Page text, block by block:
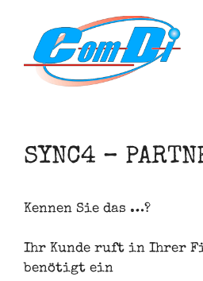
springen
SYNC4 –
Kennen Sie das …?
Ihr Kunde ruft in Ihrer
benötigt ein